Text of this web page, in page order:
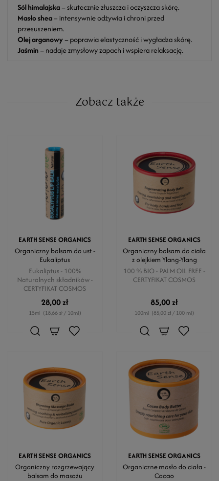
Sól himalajska– skutecznie złuszcza i oczyszcza skórę.
Masło shea– intensywnie odżywia i chroni przed
przesuszeniem.
Olej arganowy– poprawia elastyczność i wygładza skórę.
Jaśmin– nadaje zmysłowy zapach i wspiera relaksację.
Zobacz także
EARTH SENSE ORGANICS
Organiczny balsam do ust -
Eukaliptus
Eukaliptus - 100%
Naturalnych składników -
CERTYFIKAT COSMOS
28,00 zł
15ml (18,66 zł / 10ml)
EARTH SENSE ORGANICS
Organiczny balsam do ciała
z olejkiem Ylang-Ylang
100 % BIO - PALM OIL FREE -
CERTYFIKAT COSMOS
85,00 zł
100ml (85,00 zł / 100 ml)
EARTH SENSE ORGANICS
Organiczny rozgrzewający
balsam do masażu
EARTH SENSE ORGANICS
Organiczne masło do ciała -
Cacao